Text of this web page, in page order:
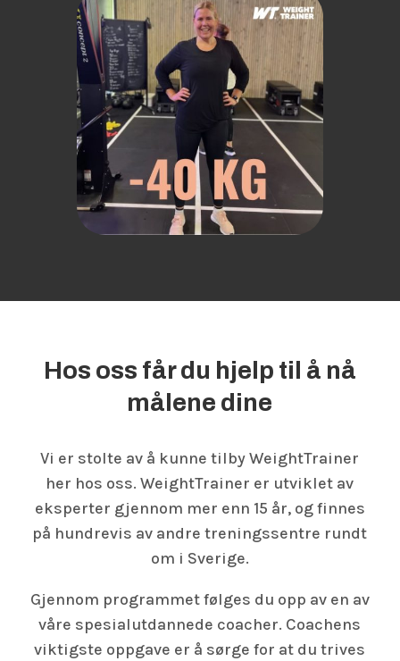
Hos oss får du hjelp til å nå
målene dine
Vi er stolte av å kunne tilby WeightTrainer
her hos oss. WeightTrainer er utviklet av
eksperter gjennom mer enn 15 år, og finnes
på hundrevis av andre treningssentre rundt
om i Sverige.
Gjennom programmet følges du opp av en av
våre spesialutdannede coacher. Coachens
viktigste oppgave er å sørge for at du trives